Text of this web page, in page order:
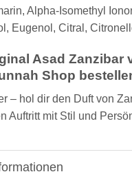
Alpha-Isomethyl
Eugenol, Citral,
Asad Zanzibar
Shop
– hol dir den Duft von
Auftritt mit Stil und